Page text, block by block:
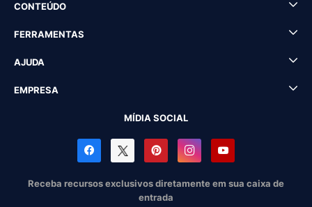
CONTEÚDO
FERRAMENTAS
AJUDA
EMPRESA
MÍDIA SOCIAL
Receba recursos exclusivos diretamente em sua caixa de
entrada